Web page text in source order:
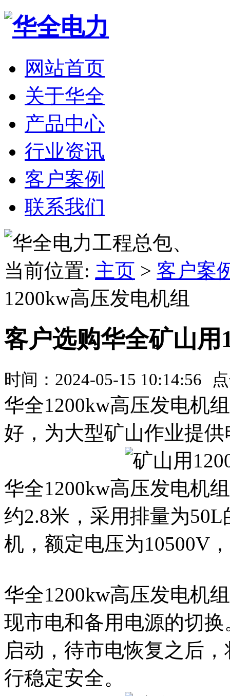
网站首页
关于华全
产品中心
行业资讯
客户案例
联系我们
、
当前位置: 主页 > 客户案
1200kw高压发电机组
客户选购华全矿山用
时间：2024-05-15 10:14:56
华全1200kw高压发电机
好，为大型矿山作业提
华全1200kw高压发电机
约2.8米，采用排量为
机，额定电压为10500V
华全1200kw高压发电机
现市电和备用电源的切
启动，待市电恢复之后
行稳定安全。